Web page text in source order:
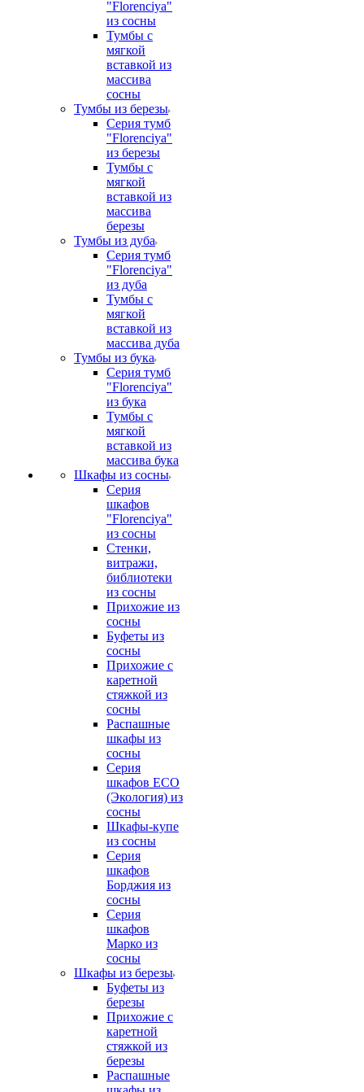
"Florenciya"
из сосны
Тумбы с
мягкой
вставкой из
массива
сосны
Тумбы из березы
Серия тумб
"Florenciya"
из березы
Тумбы с
мягкой
вставкой из
массива
березы
Тумбы из дуба
Серия тумб
"Florenciya"
из дуба
Тумбы с
мягкой
вставкой из
массива дуба
Тумбы из бука
Серия тумб
"Florenciya"
из бука
Тумбы с
мягкой
вставкой из
массива бука
Шкафы из сосны
Серия
шкафов
"Florenciya"
из сосны
Стенки,
витражи,
библиотеки
из сосны
Прихожие из
сосны
Буфеты из
сосны
Прихожие с
каретной
стяжкой из
сосны
Распашные
шкафы из
сосны
Серия
шкафов ECO
(Экология) из
сосны
Шкафы-купе
из сосны
Серия
шкафов
Борджия из
сосны
Серия
шкафов
Марко из
сосны
Шкафы из березы
Буфеты из
березы
Прихожие с
каретной
стяжкой из
березы
Распашные